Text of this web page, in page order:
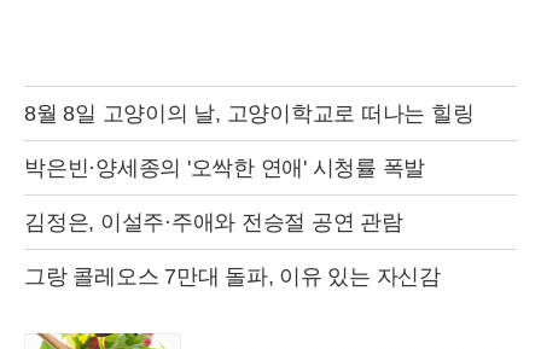
8월 8일 고양이의 날, 고양이학교로 떠나는 힐링
박은빈·양세종의 '오싹한 연애' 시청률 폭발
김정은, 이설주·주애와 전승절 공연 관람
그랑 콜레오스 7만대 돌파, 이유 있는 자신감